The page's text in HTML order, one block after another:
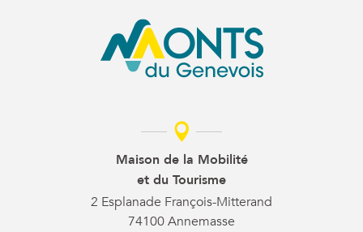
Maison de la Mobilité
et du Tourisme
2 Esplanade François-Mitterand
74100 Annemasse